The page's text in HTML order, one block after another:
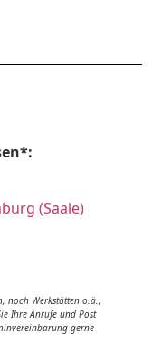
(Saale)
noch Werkstätten o.ä.,
Ihre Anrufe und Post
gerne